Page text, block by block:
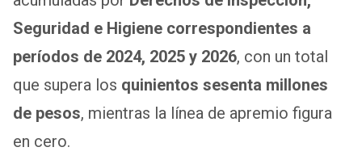
Seguridad e Higiene correspondientes a
períodos de 2024, 2025 y 2026, con un total
que supera los quinientos sesenta millones
de pesos, mientras la línea de apremio figura
en cero.